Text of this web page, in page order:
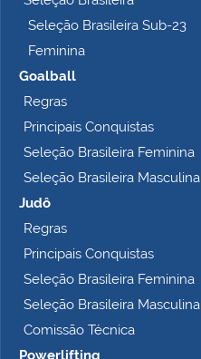
Seleção Brasileira Sub-23
Feminina
Goalball
Regras
Principais Conquistas
Seleção Brasileira Feminina
Seleção Brasileira Masculina
Judô
Regras
Principais Conquistas
Seleção Brasileira Feminina
Seleção Brasileira Masculina
Comissão Técnica